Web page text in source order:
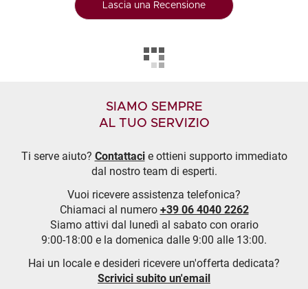
Lascia una Recensione
SIAMO SEMPRE
AL TUO SERVIZIO
Ti serve aiuto? Contattacie ottieni supporto immediato
dal nostro team di esperti.
Vuoi ricevere assistenza telefonica?
Chiamaci al numero +39 06 4040 2262
Siamo attivi dal lunedì al sabato con orario
9:00-18:00 e la domenica dalle 9:00 alle 13:00.
Hai un locale e desideri ricevere un'offerta dedicata?
Scrivici subito un'email